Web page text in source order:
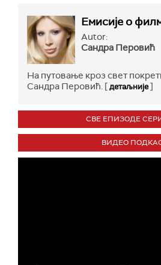
Емисије о
Autor:
Сандра Перовић
На путовање кроз свет
Сандра Перовић. [детаљније]
СВЕ ЕПИЗОДЕ
ВИДЕО